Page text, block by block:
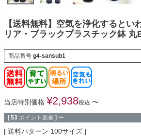
【送料無料】空気を浄化するとい
リア・ブラックプラスチック鉢
商品番号 g4-sansub1
当店特別価格 ¥2,938税込 〜
[ 53 ポイント進呈 ] 〜
送料パターン 100サイズ